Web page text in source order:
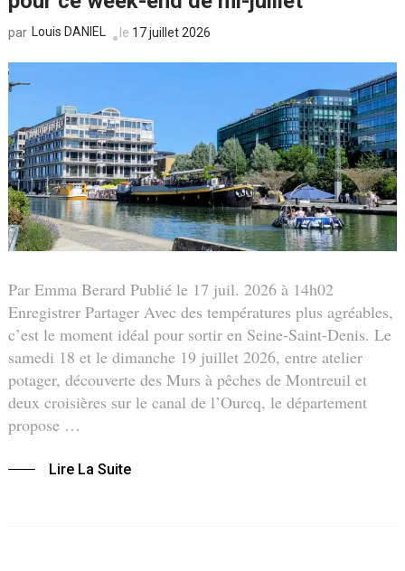
par Louis DANIEL le 17 juillet 2026
Par Emma Berard Publié le 17 juil. 2026 à 14h02
Enregistrer Partager Avec des températures plus agréables,
c’est le moment idéal pour sortir en Seine-Saint-Denis. Le
samedi 18 et le dimanche 19 juillet 2026, entre atelier
potager, découverte des Murs à pêches de Montreuil et
deux croisières sur le canal de l’Ourcq, le département
propose …
Lire La Suite